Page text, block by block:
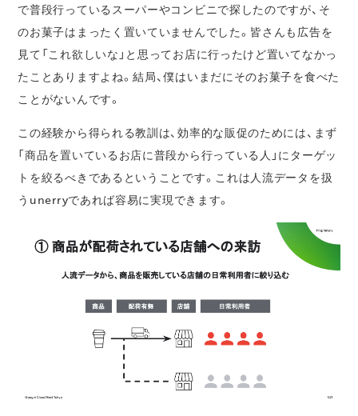
で普段行っているスーパーやコンビニで探したのですが、そ
のお菓子はまったく置いていませんでした。皆さんも広告を
見て「これ欲しいな」と思ってお店に行ったけど置いてなかっ
たことありますよね。結局、僕はいまだにそのお菓子を食べた
ことがないんです。
この経験から得られる教訓は、効率的な販促のためには、まず
「商品を置いているお店に普段から行っている人」にターゲッ
トを絞るべきであるということです。これは人流データを扱
うunerryであれば容易に実現できます。